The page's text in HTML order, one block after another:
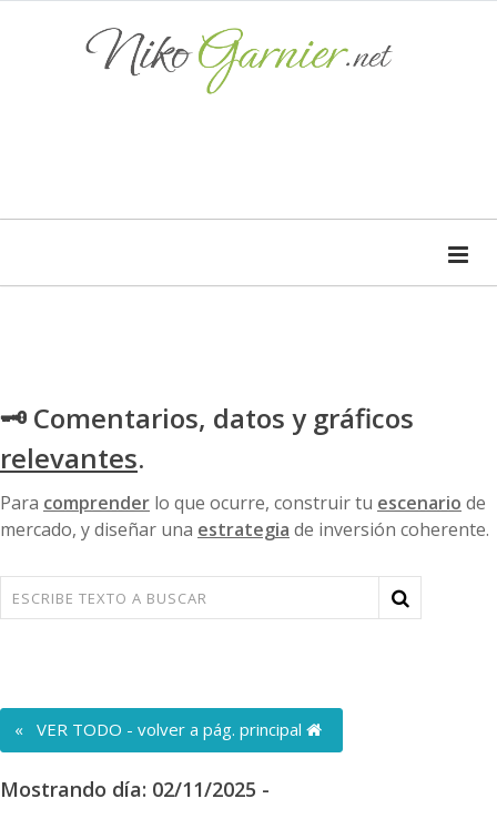
🗝 Comentarios, datos y gráficos
relevantes.
Para comprender lo que ocurre, construir tu escenario de
mercado, y diseñar una estrategia de inversión coherente.
« VER TODO - volver a pág. principal
Mostrando día: 02/11/2025 -